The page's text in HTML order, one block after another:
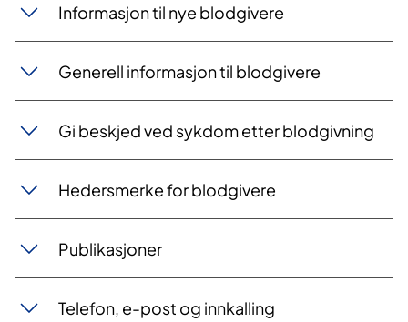
Informasjon til nye blodgivere
Generell informasjon til blodgivere
Gi beskjed ved sykdom etter blodgivning
Hedersmerke for blodgivere
Publikasjoner
Telefon, e-post og innkalling